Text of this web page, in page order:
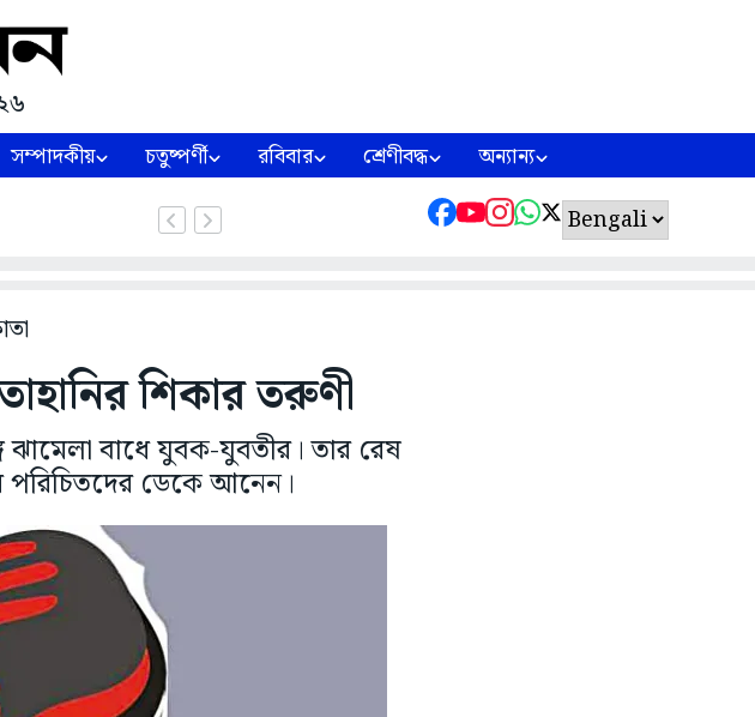
সম্পাদকীয় চতুষ্পর্ণী রবিবার শ্রেণীবদ্ধ অন্যান্য
শিকার তরুণী
বাধে যুবক-যুবতীর। তার রেষ
ডেকে আনেন।